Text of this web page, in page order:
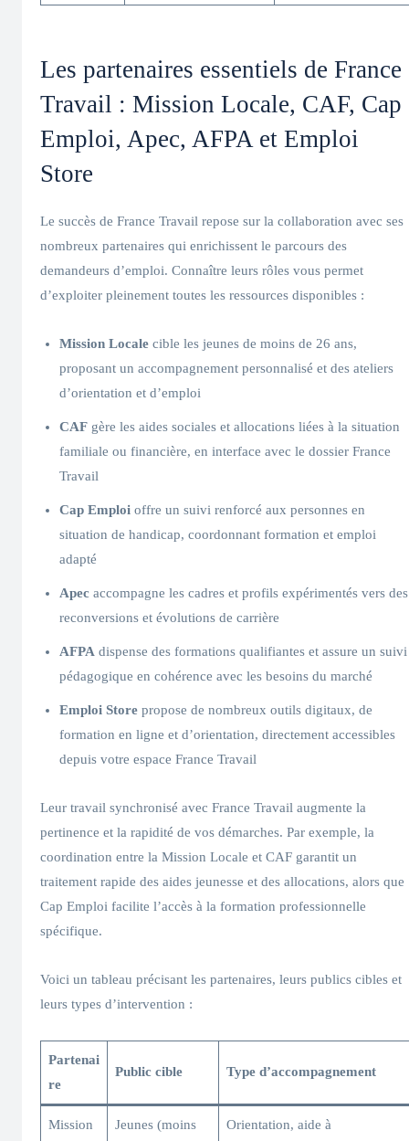
Les partenaires essentiels de France
Travail : Mission Locale, CAF, Cap
Emploi, Apec, AFPA et Emploi
Store
Le succès de France Travail repose sur la collaboration avec ses
nombreux partenaires qui enrichissent le parcours des
demandeurs d’emploi. Connaître leurs rôles vous permet
d’exploiter pleinement toutes les ressources disponibles :
Mission Locale cible les jeunes de moins de 26 ans,
proposant un accompagnement personnalisé et des ateliers
d’orientation et d’emploi
CAF gère les aides sociales et allocations liées à la situation
familiale ou financière, en interface avec le dossier France
Travail
Cap Emploi offre un suivi renforcé aux personnes en
situation de handicap, coordonnant formation et emploi
adapté
Apec accompagne les cadres et profils expérimentés vers des
reconversions et évolutions de carrière
AFPA dispense des formations qualifiantes et assure un suivi
pédagogique en cohérence avec les besoins du marché
Emploi Store propose de nombreux outils digitaux, de
formation en ligne et d’orientation, directement accessibles
depuis votre espace France Travail
Leur travail synchronisé avec France Travail augmente la
pertinence et la rapidité de vos démarches. Par exemple, la
coordination entre la Mission Locale et CAF garantit un
traitement rapide des aides jeunesse et des allocations, alors que
Cap Emploi facilite l’accès à la formation professionnelle
spécifique.
Voici un tableau précisant les partenaires, leurs publics cibles et
leurs types d’intervention :
Partenai
re
Public cible Type d’accompagnement
Mission
Jeunes (moins
Orientation, aide à